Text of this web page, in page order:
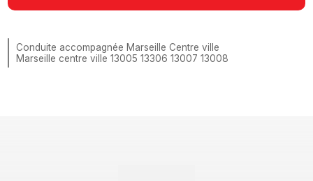
Conduite accompagnée Marseille Centre ville
Marseille centre ville 13005 13306 13007 13008